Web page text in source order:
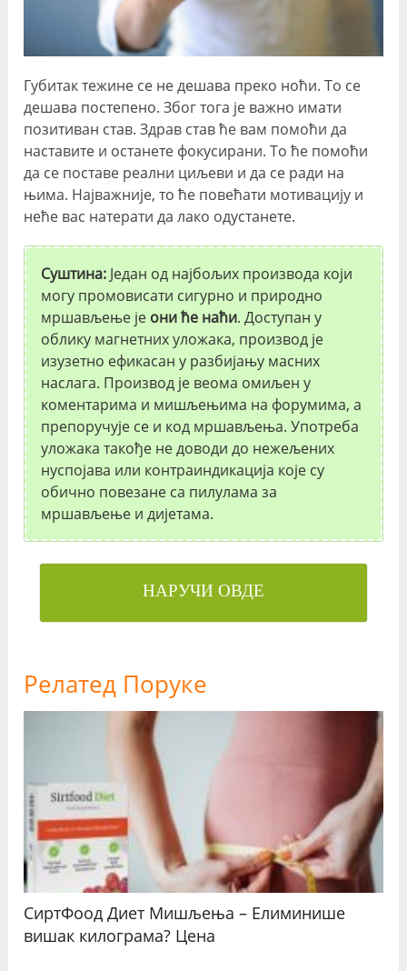
Губитак тежине се не дешава преко ноћи. То се
дешава постепено. Због тога је важно имати
позитиван став. Здрав став ће вам помоћи да
наставите и останете фокусирани. То ће помоћи
да се поставе реални циљеви и да се ради на
њима. Најважније, то ће повећати мотивацију и
неће вас натерати да лако одустанете.
Суштина: Један од најбољих производа који
могу промовисати сигурно и природно
мршављење је они ће наћи. Доступан у
облику магнетних уложака, производ је
изузетно ефикасан у разбијању масних
наслага. Производ је веома омиљен у
коментарима и мишљењима на форумима, а
препоручује се и код мршављења. Употреба
уложака такође не доводи до нежељених
нуспојава или контраиндикација које су
обично повезане са пилулама за
мршављење и дијетама.
НАРУЧИ ОВДЕ
Релатед Поруке
СиртФоод Диет Мишљења – Елиминише
вишак килограма? Цена